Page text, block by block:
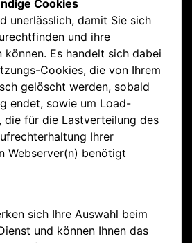
Cookies
unerlässlich, damit Sie sich
und ihre
können. Es handelt sich dabei
Cookies, die von Ihrem
gelöscht werden, sobald
endet, sowie um Load-
die für die Lastverteilung des
Ihrer
Webserver(n) benötigt
sich Ihre Auswahl beim
und können Ihnen das